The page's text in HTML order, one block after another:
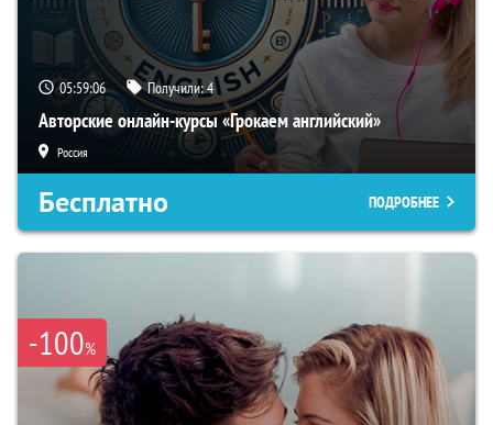
05:59:05 Получили:4
Авторские онлайн-курсы «Грокаем английский»
Россия
Бесплатно ПОДРОБНЕЕ
-100%